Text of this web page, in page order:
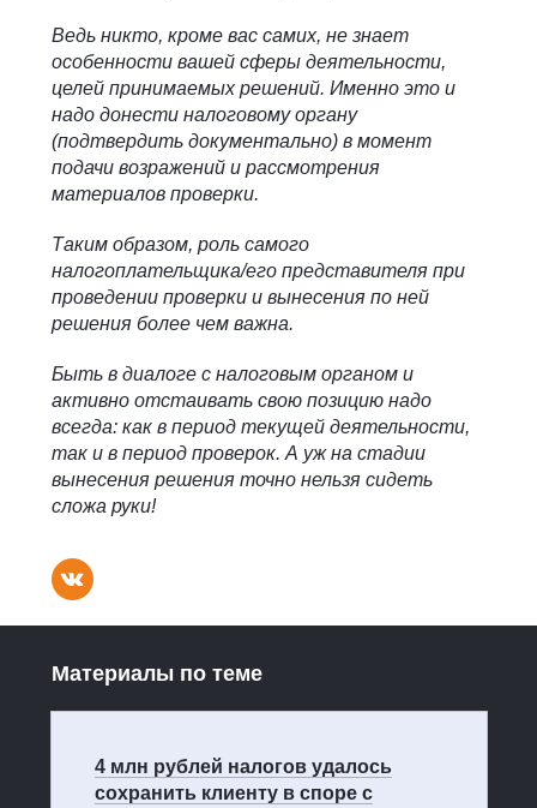
Ведь никто, кроме вас самих, не знает
особенности вашей сферы деятельности,
целей принимаемых решений. Именно это и
надо донести налоговому органу
(подтвердить документально) в момент
подачи возражений и рассмотрения
материалов проверки.
Таким образом, роль самого
налогоплательщика/его представителя при
проведении проверки и вынесения по ней
решения более чем важна.
Быть в диалоге с налоговым органом и
активно отстаивать свою позицию надо
всегда: как в период текущей деятельности,
так и в период проверок. А уж на стадии
вынесения решения точно нельзя сидеть
сложа руки!
Материалы по теме
4 млн рублей налогов удалось
сохранить клиенту в споре с